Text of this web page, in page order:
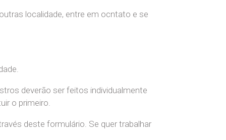
outras localidade, entre em ocntato e se
deverão ser feitos individualmente
o primeiro.
deste formulário. Se quer trabalhar